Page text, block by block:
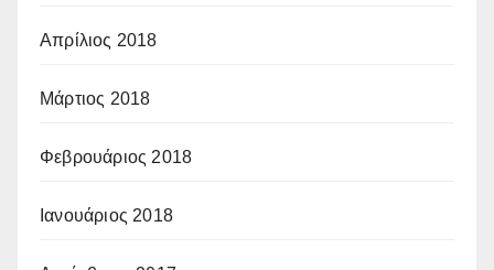
Απρίλιος 2018
Μάρτιος 2018
Φεβρουάριος 2018
Ιανουάριος 2018